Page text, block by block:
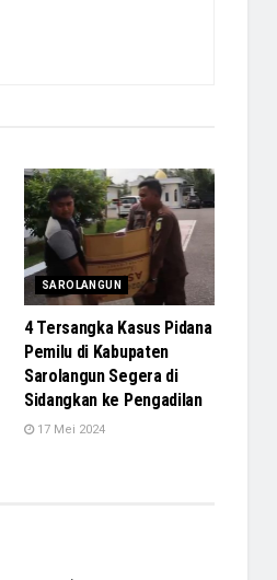
SAROLANGUN
4 Tersangka Kasus Pidana
Pemilu di Kabupaten
Sarolangun Segera di
Sidangkan ke Pengadilan
17 Mei 2024